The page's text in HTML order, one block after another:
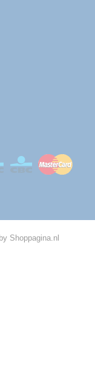
Shoppagina.nl